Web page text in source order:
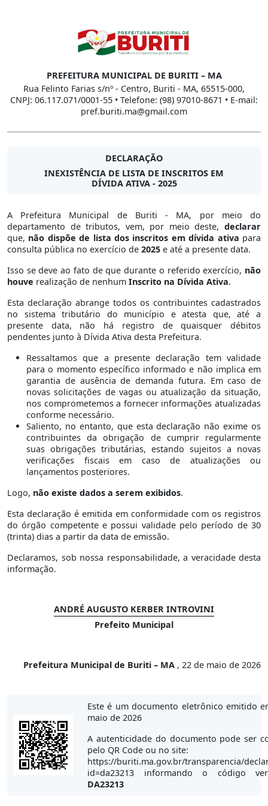
PREFEITURA MUNICIPAL DE BURITI – MA
Rua Felinto Farias s/nº - Centro, Buriti - MA, 65515-000,
CNPJ: 06.117.071/0001-55 • Telefone: (98) 97010-8671 • E-mail:
pref.buriti.ma@gmail.com
DECLARAÇÃO
INEXISTÊNCIA DE LISTA DE INSCRITOS EM
DÍVIDA ATIVA - 2025
A Prefeitura Municipal de Buriti - MA, por meio do
departamento de tributos, vem, por meio deste, declarar
que, não dispõe de lista dos inscritos em dívida ativa para
consulta pública no exercício de 2025 e até a presente data.
Isso se deve ao fato de que durante o referido exercício, não
houve realização de nenhum Inscrito na Dívida Ativa.
Esta declaração abrange todos os contribuintes cadastrados
no sistema tributário do município e atesta que, até a
presente data, não há registro de quaisquer débitos
pendentes junto à Dívida Ativa desta Prefeitura.
Ressaltamos que a presente declaração tem validade
para o momento específico informado e não implica em
garantia de ausência de demanda futura. Em caso de
novas solicitações de vagas ou atualização da situação,
nos comprometemos a fornecer informações atualizadas
conforme necessário.
Saliento, no entanto, que esta declaração não exime os
contribuintes da obrigação de cumprir regularmente
suas obrigações tributárias, estando sujeitos a novas
verificações fiscais em caso de atualizações ou
lançamentos posteriores.
Logo, não existe dados a serem exibidos.
Esta declaração é emitida em conformidade com os registros
do órgão competente e possui validade pelo período de 30
(trinta) dias a partir da data de emissão.
Declaramos, sob nossa responsabilidade, a veracidade desta
informação.
ANDRÉ AUGUSTO KERBER INTROVINI
Prefeito Municipal
Prefeitura Municipal de Buriti – MA , 22 de maio de 2026
Este é um documento eletrônico emitido
maio de 2026
A autenticidade do documento pode ser
pelo QR Code ou no site:
https://buriti.ma.gov.br/transparencia/
id=da23213 informando o código
DA23213